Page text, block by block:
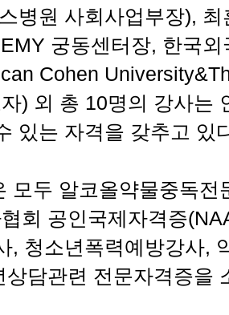
병원 사회사업부장),
궁동센터장, 한국
Cohen
) 외 총 10명의 강사는
있는 자격을 갖추고 있
모두 알코올약물중독
회 공인국제자격증
, 청소년폭력예방강사,
상담관련 전문자격증을